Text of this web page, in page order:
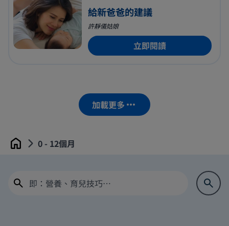
給新爸爸的建議
許靜儀姑娘
立即閱讀
加載更多
Home 0 - 12個月